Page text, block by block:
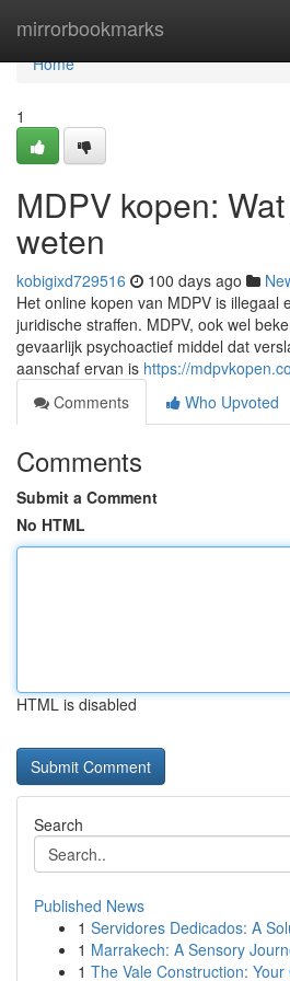
mirrorbookmarks
Home
Home
1
MDPV kopen:
weten
kobigixd729516 100 days ago
Het online kopen van MDPV is illegaal
juridische straffen. MDPV, ook wel
gevaarlijk psychoactief middel dat
aanschaf ervan is https://
Comments
Who Upvoted
Comments
Submit a Comment
No HTML
HTML is disabled
Search
Published News
1 Servidores Dedicados: A
1 Marrakech: A Sensory
1 The Vale Construction: Your